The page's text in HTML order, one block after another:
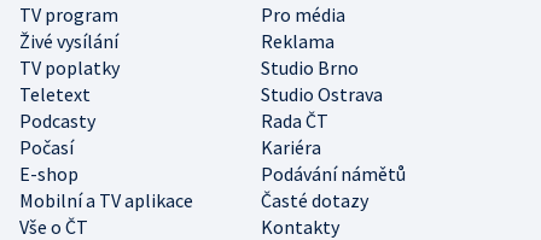
TV program
Pro média
Živé vysílání
Reklama
TV poplatky
Studio Brno
Teletext
Studio Ostrava
Podcasty
Rada ČT
Počasí
Kariéra
E-shop
Podávání námětů
Mobilní a TV aplikace
Časté dotazy
Vše o ČT
Kontakty